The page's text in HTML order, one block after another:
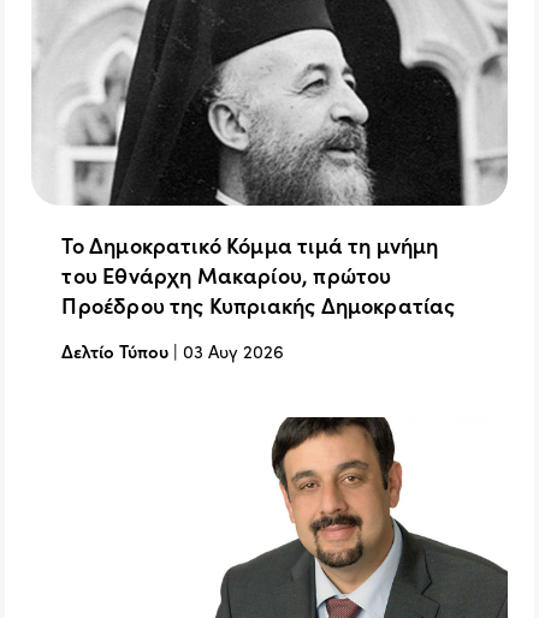
Το Δημοκρατικό Κόμμα τιμά τη μνήμη
του Εθνάρχη Μακαρίου, πρώτου
Προέδρου της Κυπριακής Δημοκρατίας
Δελτίο Τύπου |03 Αυγ 2026